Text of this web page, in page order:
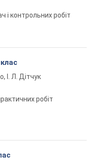
і контрольних робіт
І. Л. Дітчук
робіт